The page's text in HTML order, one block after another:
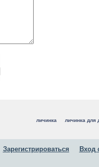
личинка личинка для
Зарегистрироваться Вход